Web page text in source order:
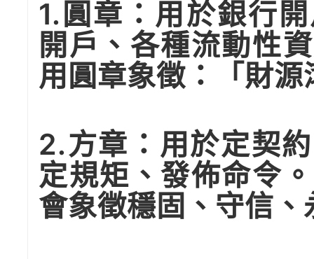
1.圓章：用於銀行
開戶、各種流動性
用圓章象徵：「財
2.方章：用於定契
定規矩、發佈命令
會象徵穩固、守信